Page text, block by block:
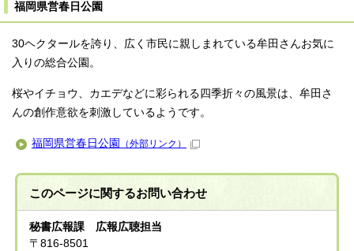
福岡県営春日公園
30ヘクタールを誇り、広く市民に親しまれている牟田さんお気に
入りの総合公園。
桜やイチョウ、カエデなどに彩られる四季折々の風景は、牟田さ
んの創作意欲を刺激しているようです。
福岡県営春日公園 （外部リンク）
このページに関するお問い合わせ
秘書広報課 広報広聴担当
〒816-8501